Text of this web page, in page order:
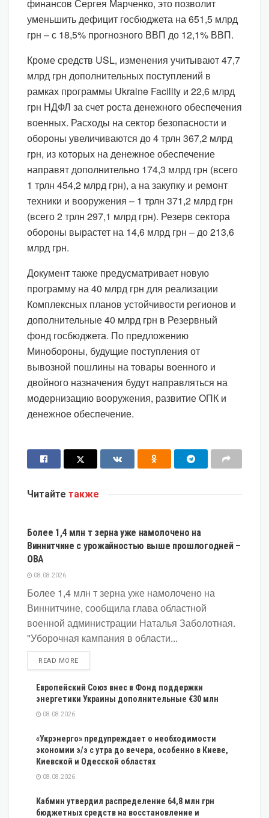
финансов Сергея Марченко, это позволит
уменьшить дефицит госбюджета на 651,5 млрд
грн – с 18,5% прогнозного ВВП до 12,1% ВВП.
Кроме средств USL, изменения учитывают 47,7
млрд грн дополнительных поступлений в
рамках программы Ukraine Facility и 22,6 млрд
грн НДФЛ за счет роста денежного обеспечения
военных. Расходы на сектор безопасности и
обороны увеличиваются до 4 трлн 367,2 млрд
грн, из которых на денежное обеспечение
направят дополнительно 174,3 млрд грн (всего
1 трлн 454,2 млрд грн), а на закупку и ремонт
техники и вооружения – 1 трлн 371,2 млрд грн
(всего 2 трлн 297,1 млрд грн). Резерв сектора
обороны вырастет на 14,6 млрд грн – до 213,6
млрд грн.
Документ также предусматривает новую
программу на 40 млрд грн для реализации
Комплексных планов устойчивости регионов и
дополнительные 40 млрд грн в Резервный
фонд госбюджета. По предложению
Минобороны, будущие поступления от
вывозной пошлины на товары военного и
двойного назначения будут направляться на
модернизацию вооружения, развитие ОПК и
денежное обеспечение.
Читайте также
Более 1,4 млн т зерна уже намолочено на
Виннитчине с урожайностью выше прошлогодней –
ОВА
08.08.2026
Более 1,4 млн т зерна уже намолочено на
Виннитчине, сообщила глава областной
военной администрации Наталья Заболотная.
"Уборочная кампания в области...
READ MOREDETAILS
Европейский Союз внес в Фонд поддержки
энергетики Украины дополнительные €30 млн
08.08.2026
«Укрэнерго» предупреждает о необходимости
экономии э/э с утра до вечера, особенно в Киеве,
Киевской и Одесской областях
08.08.2026
Кабмин утвердил распределение 64,8 млн грн
бюджетных средств на восстановление и